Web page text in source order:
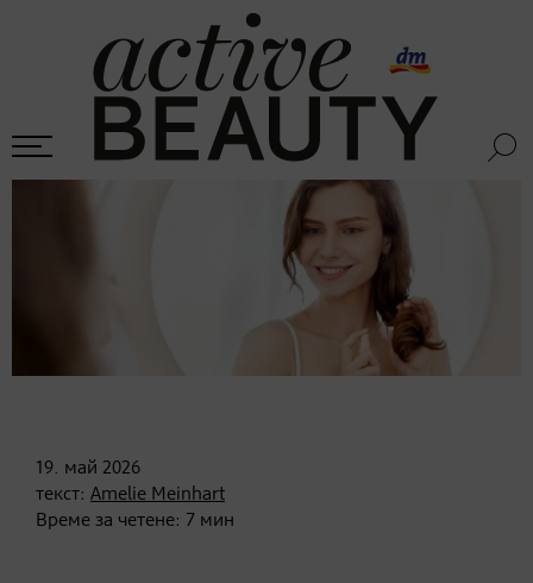
19. май 2026
текст: Amelie Meinhart
Време за четене: 7 мин